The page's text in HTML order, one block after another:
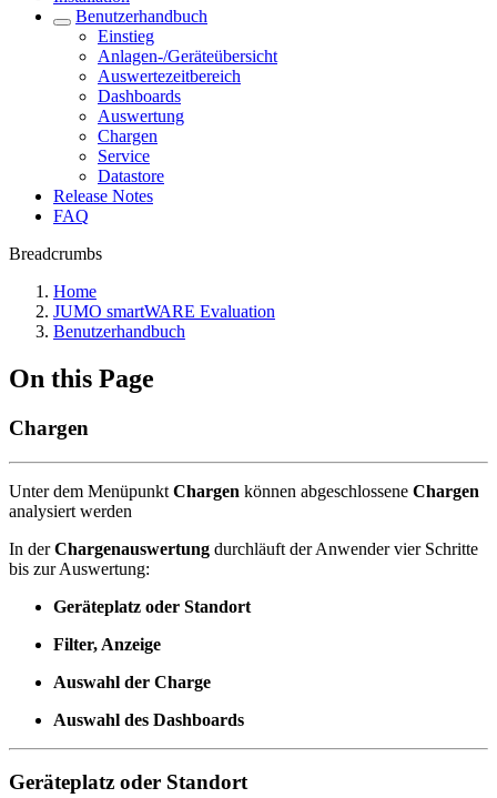
Benutzerhandbuch
Einstieg
Anlagen-/Geräteübersicht
Auswertezeitbereich
Dashboards
Auswertung
Chargen
Service
Datastore
Release Notes
FAQ
Breadcrumbs
Home
JUMO smartWARE Evaluation
Benutzerhandbuch
On this Page
Chargen
Unter dem Menüpunkt Chargen können abgeschlossene Chargen
analysiert werden
In derChargenauswertung durchläuft der Anwender vier Schritte
bis zur Auswertung:
Geräteplatz oder Standort
Filter, Anzeige
Auswahl der Charge
Auswahl des Dashboards
Geräteplatz oder Standort